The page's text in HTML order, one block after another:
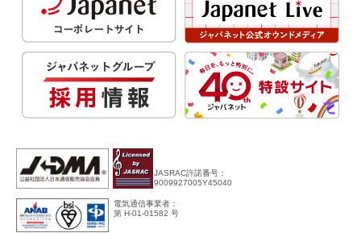
JASRAC許諾番号：
9009927005Y45040
電気通信事業者：
第 H-01-01582 号